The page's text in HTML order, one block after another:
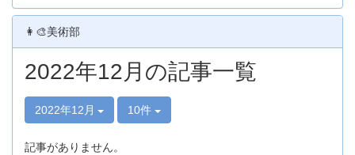
👩‍🎨美術部
2022年12月の記事一覧
2022年12月 10件
記事がありません。